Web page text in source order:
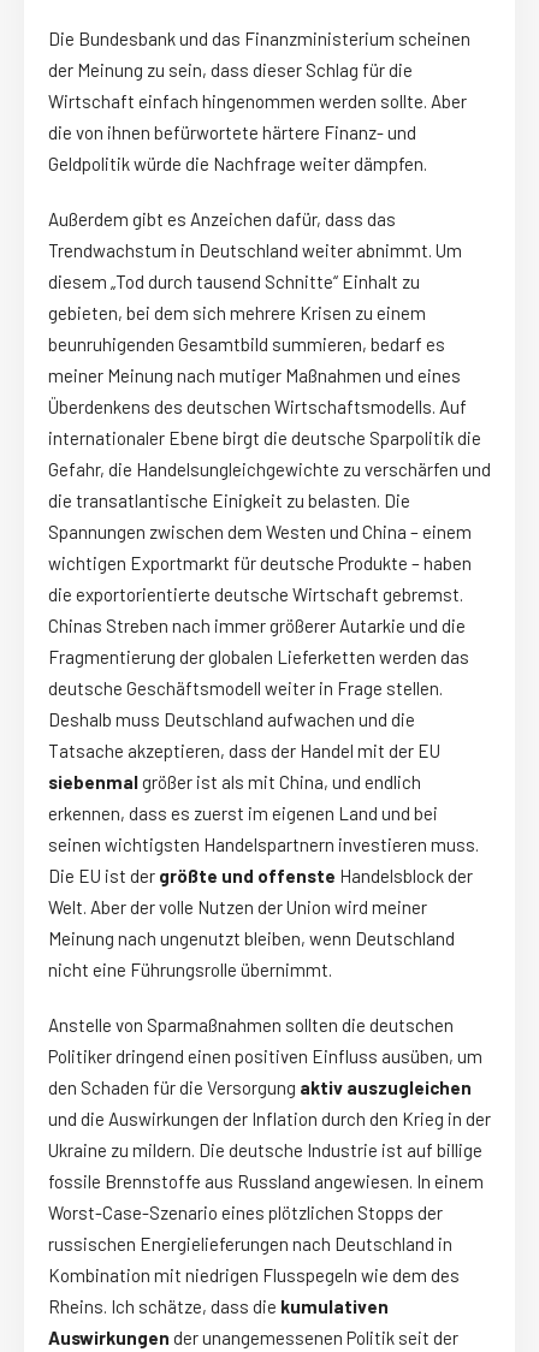
Die Bundesbank und das Finanzministerium scheinen
der Meinung zu sein, dass dieser Schlag für die
Wirtschaft einfach hingenommen werden sollte. Aber
die von ihnen befürwortete härtere Finanz- und
Geldpolitik würde die Nachfrage weiter dämpfen.
Außerdem gibt es Anzeichen dafür, dass das
Trendwachstum in Deutschland weiter abnimmt. Um
diesem „Tod durch tausend Schnitte“ Einhalt zu
gebieten, bei dem sich mehrere Krisen zu einem
beunruhigenden Gesamtbild summieren, bedarf es
meiner Meinung nach mutiger Maßnahmen und eines
Überdenkens des deutschen Wirtschaftsmodells. Auf
internationaler Ebene birgt die deutsche Sparpolitik die
Gefahr, die Handelsungleichgewichte zu verschärfen und
die transatlantische Einigkeit zu belasten. Die
Spannungen zwischen dem Westen und China – einem
wichtigen Exportmarkt für deutsche Produkte – haben
die exportorientierte deutsche Wirtschaft gebremst.
Chinas Streben nach immer größerer Autarkie und die
Fragmentierung der globalen Lieferketten werden das
deutsche Geschäftsmodell weiter in Frage stellen.
Deshalb muss Deutschland aufwachen und die
Tatsache akzeptieren, dass der Handel mit der EU
siebenmalgrößer ist als mit China, und endlich
erkennen, dass es zuerst im eigenen Land und bei
seinen wichtigsten Handelspartnern investieren muss.
Die EU ist der größte und offenste Handelsblock der
Welt. Aber der volle Nutzen der Union wird meiner
Meinung nach ungenutzt bleiben, wenn Deutschland
nicht eine Führungsrolle übernimmt.
Anstelle von Sparmaßnahmen sollten die deutschen
Politiker dringend einen positiven Einfluss ausüben, um
den Schaden für die Versorgung aktiv auszugleichen
und die Auswirkungen der Inflation durch den Krieg in der
Ukraine zu mildern. Die deutsche Industrie ist auf billige
fossile Brennstoffe aus Russland angewiesen. In einem
Worst-Case-Szenario eines plötzlichen Stopps der
russischen Energielieferungen nach Deutschland in
Kombination mit niedrigen Flusspegeln wie dem des
Rheins. Ich schätze, dass die kumulativen
Auswirkungen der unangemessenen Politik seit der